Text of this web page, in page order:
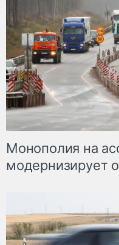
Монополия на
модернизирует